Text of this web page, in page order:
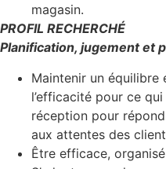
magasin.
PROFIL RECHERCHÉ
Planification, jugement et
Maintenir un équilibre
l’efficacité pour ce
réception pour
aux attentes des
Être efficace,